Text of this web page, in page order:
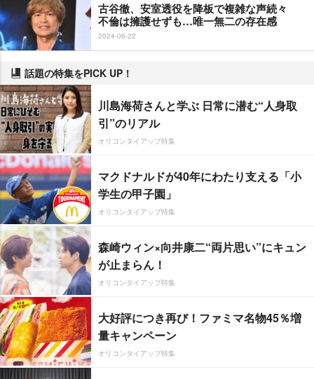
古谷徹、安室透役を降板で複雑な声続々
不倫は擁護せずも…唯一無二の存在感
2024-06-22
話題の特集をPICK UP！
川島海荷さんと学ぶ 日常に潜む“人身取
引”のリアル
オリコンタイアップ特集
マクドナルドが40年にわたり支える「小
学生の甲子園」
オリコンタイアップ特集
森崎ウィン×向井康二“両片思い”にキュン
が止まらん！
オリコンタイアップ特集
大好評につき再び！ファミマ名物45％増
量キャンペーン
オリコンタイアップ特集